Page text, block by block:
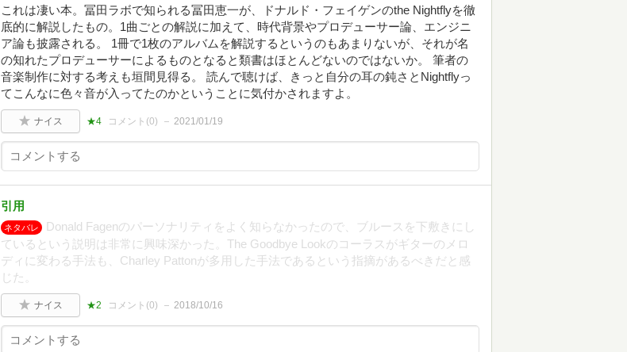
これは凄い本。冨田ラボで知られる冨田恵一が、ドナルド・フェイゲンのthe Nightflyを徹
底的に解説したもの。1曲ごとの解説に加えて、時代背景やプロデューサー論、エンジニ
ア論も披露される。 1冊で1枚のアルバムを解説するというのもあまりないが、それが名
の知れたプロデューサーによるものとなると類書はほとんどないのではないか。 筆者の
音楽制作に対する考えも垣間見得る。 読んで聴けば、きっと自分の耳の鈍さとNightflyっ
てこんなに色々音が入ってたのかということに気付かされますよ。
ナイス ★4 コメント(0) 2021/01/19
引用
ネタバレ
Donald Fagenのパーソナリティをよく知らなかったので、ブルースを下敷きにし
ているという説明は非常に興味深かった。The Goodbye Lookのコーラスがギターのメロ
ディに変わる手法も、Charley Pattonが多用した手法であるという指摘があるべきだと感
じた。
ナイス ★2 コメント(0) 2018/10/16